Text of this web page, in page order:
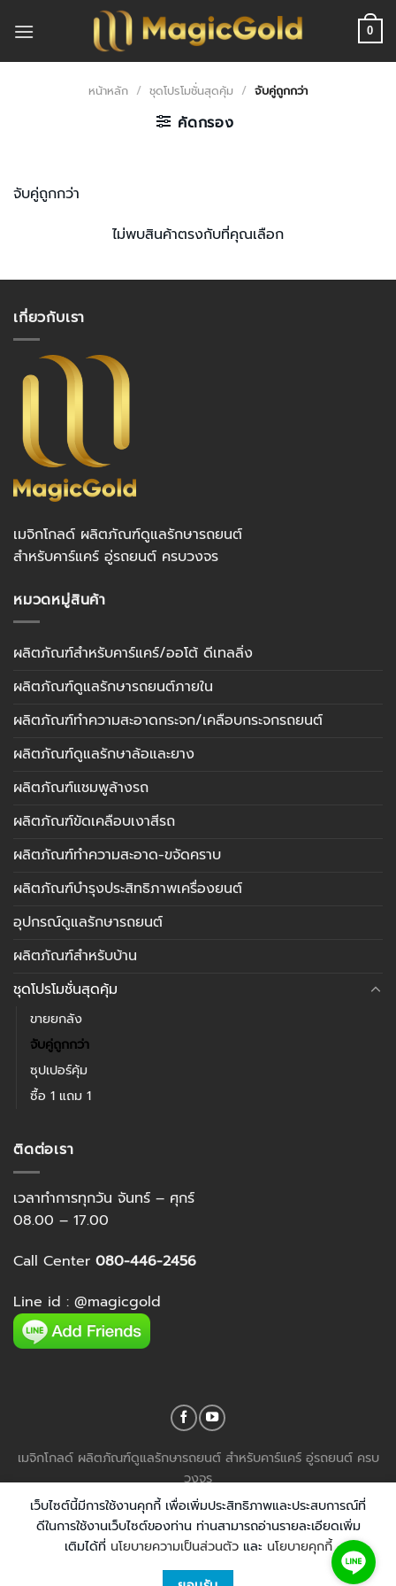
0
หน้าหลัก / ชุดโปรโมชั่นสุดคุ้ม / จับคู่ถูกกว่า
คัดกรอง
จับคู่ถูกกว่า
ไม่พบสินค้าตรงกับที่คุณเลือก
เกี่ยวกับเรา
เมจิกโกลด์ ผลิตภัณฑ์ดูแลรักษารถยนต์
สำหรับคาร์แคร์ อู่รถยนต์ ครบวงจร
หมวดหมู่สินค้า
ผลิตภัณฑ์สำหรับคาร์แคร์/ออโต้ ดีเทลลิ่ง
ผลิตภัณฑ์ดูแลรักษารถยนต์ภายใน
ผลิตภัณฑ์ทำความสะอาดกระจก/เคลือบกระจกรถยนต์
ผลิตภัณฑ์ดูแลรักษาล้อและยาง
ผลิตภัณฑ์แชมพูล้างรถ
ผลิตภัณฑ์ขัดเคลือบเงาสีรถ
ผลิตภัณฑ์ทำความสะอาด-ขจัดคราบ
ผลิตภัณฑ์บำรุงประสิทธิภาพเครื่องยนต์
อุปกรณ์ดูแลรักษารถยนต์
ผลิตภัณฑ์สำหรับบ้าน
ชุดโปรโมชั่นสุดคุ้ม
ขายยกลัง
จับคู่ถูกกว่า
ซุปเปอร์คุ้ม
ซื้อ 1 แถม 1
ติดต่อเรา
เวลาทำการทุกวัน จันทร์ – ศุกร์
08.00 – 17.00
Call Center 080-446-2456
Line id : @magicgold
เมจิกโกลด์ ผลิตภัณฑ์ดูแลรักษารถยนต์ สำหรับคาร์แคร์ อู่รถยนต์ ครบ
วงจร
COPYRIGHT 2026 ©MagicGold.co.th
เว็บไซต์นี้มีการใช้งานคุกกี้ เพื่อเพิ่มประสิทธิภาพและประสบการณ์ที่
ดีในการใช้งานเว็บไซต์ของท่าน ท่านสามารถอ่านรายละเอียดเพิ่ม
เติมได้ที่ นโยบายความเป็นส่วนตัวและ นโยบายคุกกี้